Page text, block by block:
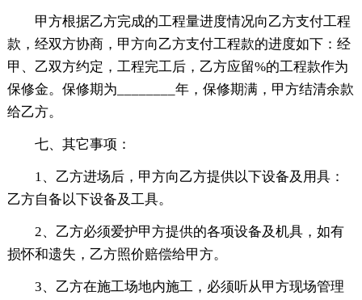
甲方根据乙方完成的工程量进度情况向乙方支付工程
款，经双方协商，甲方向乙方支付工程款的进度如下：经
甲、乙双方约定，工程完工后，乙方应留%的工程款作为
保修金。保修期为________年，保修期满，甲方结清余款
给乙方。
七、其它事项：
1、乙方进场后，甲方向乙方提供以下设备及用具：
乙方自备以下设备及工具。
2、乙方必须爱护甲方提供的各项设备及机具，如有
损怀和遗失，乙方照价赔偿给甲方。
3、乙方在施工场地内施工，必须听从甲方现场管理